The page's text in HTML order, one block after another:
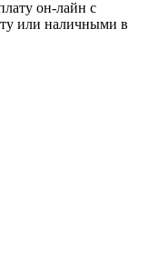
он-лайн с
или наличными в